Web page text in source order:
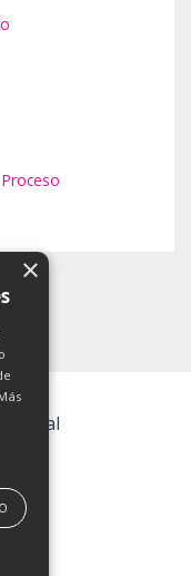
Proceso
×